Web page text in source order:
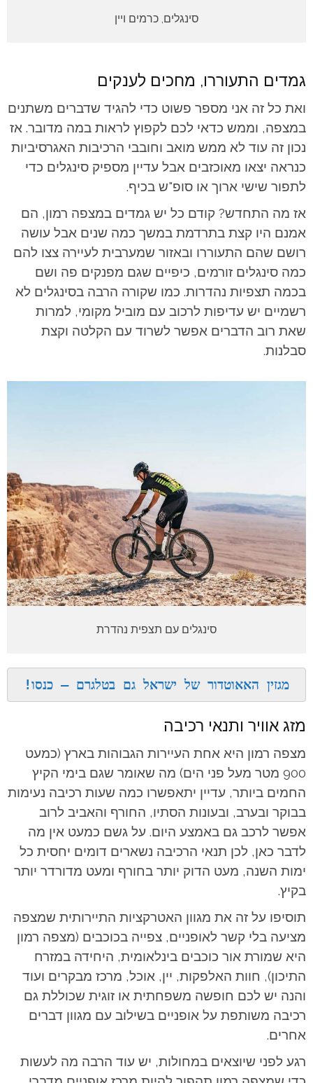
סינגלים, כרמים ויין
גמדים התעוררו, מחכים לענקים
ואת כל זה אני מספר פשוט כדי להגיד שדברים משתנים
במצפה, וממש כדאי לכם לקפוץ לראות במה מדובר. אז
נכון זה עוד לא ממש מואב וחובבי הרכיבות האגרסיביות
כנראה יצאו מאוכזבים אבל עדיין מספיק סינגלים כדי
לתפור שישי ארוך או סופ"ש בכיף.
אז מה התחדש? קודם כל יש גמדים במצפה רמון, הם
אמנם היו קצת בתרדמת במשך כמה שנים אבל עושה
רושם שהם התעוררו ובאזור שמערבית לעיירה צצו להם
כמה סינגלים זורמים, כיפיים שגם מפנקים פה ושם
בכמה תצפיות נהדרות. כמו שקורה הרבה בסינגלים לא
רשמיים יש עדיפות לרכוב עם מוביל מקומי, למרות
שאת רוב הדברים אפשר לשרוד עם הקלטה וקצת
סבלנות.
סינגלים עם תצפית נהדרת
מגזין האאוטדור של ישראל גם בטלגרם – כנסו!
מזג אוויר ותנאי רכיבה
מצפה רמון היא אחת העיירות הגבוהות בארץ (כמעט
900 מטר מעל פני הים) מה שאומר שגם בימי הקיץ
החמים ביותר, עדיין יתאפשרו כמה שעות רכיבה נעימות
בבוקר ובערב, ובעונות הסתיו, החורף והאביב לרוב
אפשר לרכב גם באמצע היום. על גשם כמעט אין מה
לדבר כאן, לכן תנאי הרכיבה נשארים דומים יחסית כל
ימות השנה, מעט הדוק יותר בחורף ומעט מדורדר יותר
בקיץ.
תוסיפו על זה את מגוון האטרקציות התיירותית שמצפה
מציעה בלי קשר לאופניים, צפייה בכוכבים (מצפה רמון
היא שמורת אור כוכבים בינלאומית, היחידה במזרח
התיכון), חוות האלפקות, יין, אוכל, מרכז מבקרים ועוד
והנה יש לכם חופשה משפחתית או זוגית שכוללת גם
רכיבה משותפת על אופניים בשילוב עם מגוון דברים
אחרים.
רגע לפני שיוצאים במחולות, יש עוד הרבה מה לעשות